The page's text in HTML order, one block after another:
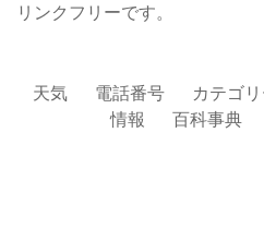
リンクフリーです。
天気 電話番号 カテゴ
情報
百科事典